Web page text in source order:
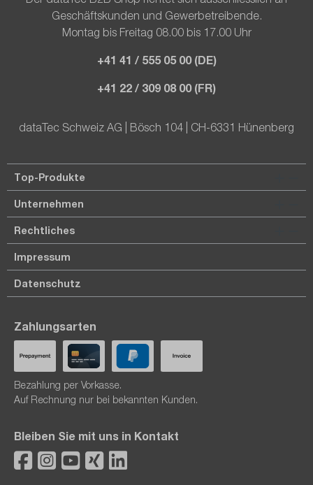
Geschäftskunden und Gewerbetreibende.
Montag bis Freitag 08.00 bis 17.00 Uhr
+41 41 / 555 05 00 (DE)
+41 22 / 309 08 00 (FR)
dataTec Schweiz AG | Bösch 104 | CH-6331 Hünenberg
Top-Produkte
Unternehmen
Rechtliches
Impressum
Datenschutz
Zahlungsarten
Bezahlung per Vorkasse.
Auf Rechnung nur bei bekannten Kunden.
Bleiben Sie mit uns in Kontakt